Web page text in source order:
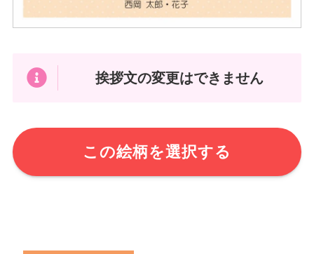
挨拶文の変更はできません
この絵柄を選択する